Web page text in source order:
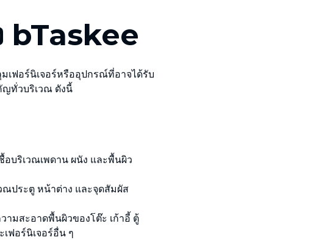
bTaskee
เฟอร์นิเจอร์หรืออุปกรณ์ที่อาจได้รับ
ญทั่วบริเวณ ดังนี้
อบริเวณเพดาน ผนัง และพื้นผิว
ณประตู หน้าต่าง และจุดสัมผัส
ามสะอาดพื้นผิวของโต๊ะ เก้าอี้ ตู้
เฟอร์นิเจอร์อื่น ๆ